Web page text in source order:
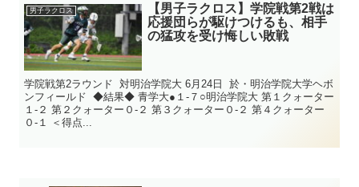
男子ラクロス
【男子ラクロス】学院戦第2戦は
応援団らが駆けつけるも、相手
の猛攻を受け悔しい敗戦
学院戦第2ラウンド 対明治学院大 6月24日 於・明治学院大学ヘボ
ンフィールド ◆結果◆ 青学大●１-７○明治学院大 第１クォーター
１‐２ 第２クォーター０-２ 第３クォーター０-２ 第４クォーター
０-１ ＜得点...